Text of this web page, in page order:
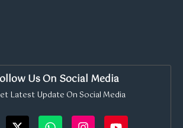
Us On Social Media
Latest Update On Social Media